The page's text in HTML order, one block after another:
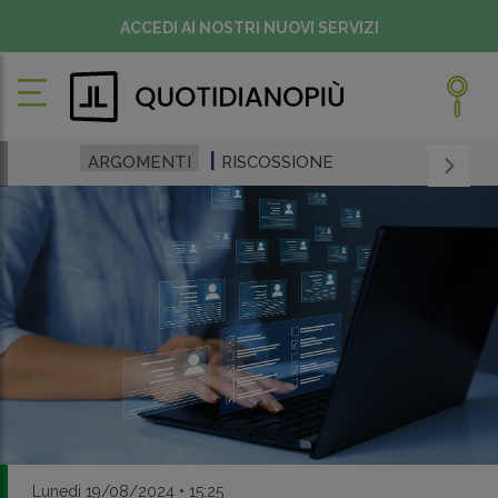
ACCEDI AI NOSTRI NUOVI SERVIZI
ARGOMENTI RISCOSSIONE
Lunedì 19/08/2024 • 15:25